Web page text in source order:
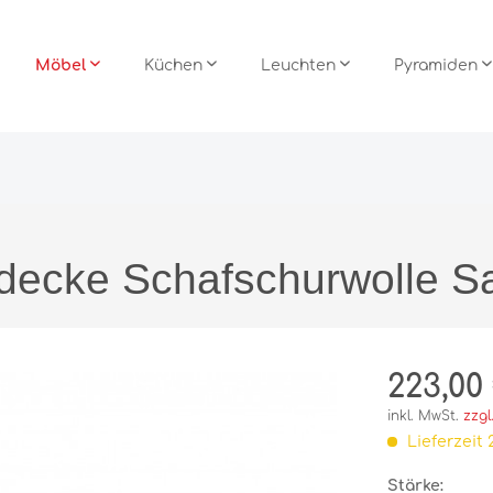
Küchen Leuchten Pyramiden
Tische
Küchen Schafschurwolle
inkl. MwSt.
Lieferzeit
Stärke: